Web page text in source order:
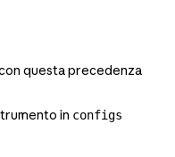
questa precedenza
in configs